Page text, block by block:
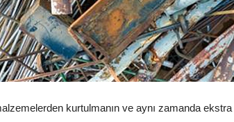
kurtulmanın ve aynı zamanda ekstra